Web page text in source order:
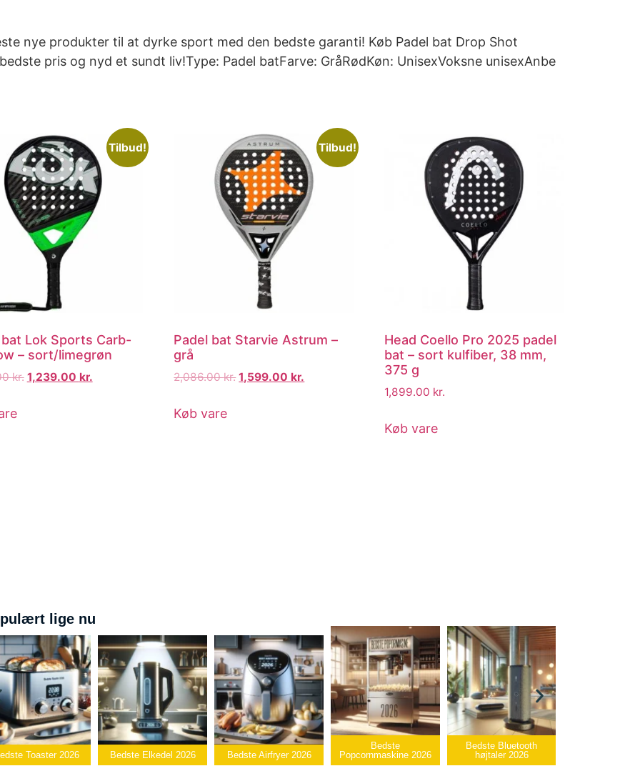
nye produkter til at dyrke sport med den bedste garanti! Køb Padel bat Drop Shot
pris og nyd et sundt liv!Type: Padel batFarve: GråRødKøn: UnisexVoksne unisexAnbe
Tilbud!
Lok Sports Carb-
– sort/limegrøn
kr. 1,239.00 kr.
Tilbud!
Padel bat Starvie Astrum –
grå
2,086.00kr. 1,599.00 kr.
Køb vare
Head Coello Pro 2025 padel
bat – sort kulfiber, 38 mm,
375 g
1,899.00 kr.
Køb vare
lige nu
Elkedel 2026 Bedste Airfryer 2026
Bedste
Popcornmaskine 2026
Bedste Bluetooth
højtaler 2026
Bedste infrarøde
varmepude 2026